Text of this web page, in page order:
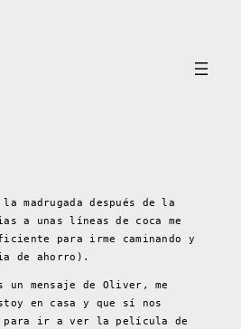
madrugada después de la
a unas líneas de coca me
para irme caminando y
de ahorro).
un mensaje de Oliver, me
en casa y que sí nos
para ir a ver la película de